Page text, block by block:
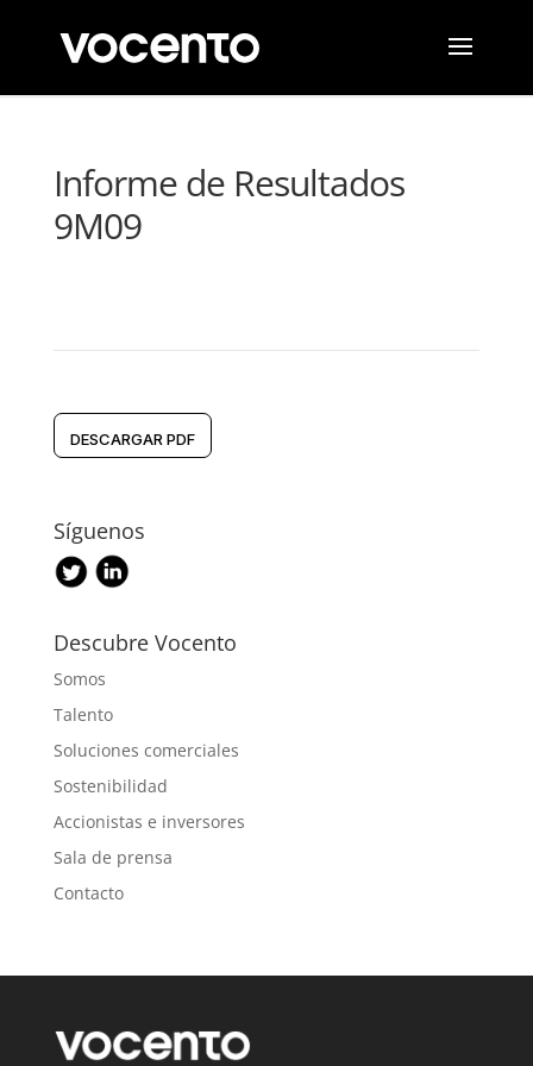
Informe de Resultados
9M09
DESCARGAR PDF
Síguenos
Descubre Vocento
Somos
Talento
Soluciones comerciales
Sostenibilidad
Accionistas e inversores
Sala de prensa
Contacto